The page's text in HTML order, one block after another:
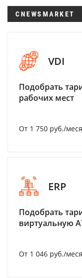
CNEWSMARKET
VDI
Подобрать
рабочих мест
От 1 750 руб./
ERP
Подобрать
виртуальную
От 1 046 руб./